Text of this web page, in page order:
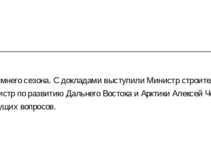
сезона. С докладами выступили Министр
по развитию Дальнего Востока и Арктики Алексей
вопросов.